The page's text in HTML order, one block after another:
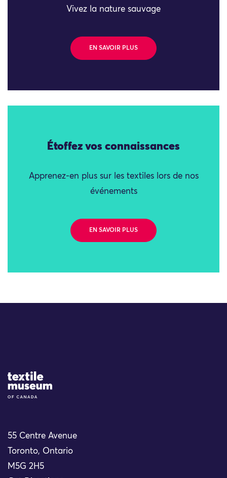
Vivez la nature sauvage
EN SAVOIR PLUS
Étoffez vos connaissances
Apprenez-en plus sur les textiles lors de nos
événements
EN SAVOIR PLUS
Site Logo
55 Centre Avenue
Toronto, Ontario
M5G 2H5